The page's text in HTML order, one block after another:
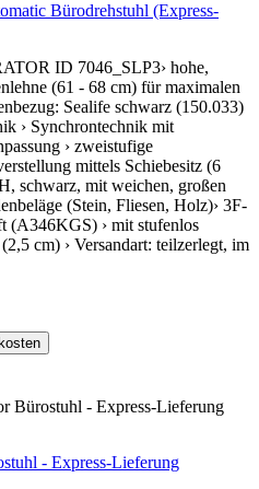
Bürodrehstuhl (Express-
ID 7046_SLP3› hohe,
(61 - 68 cm) für maximalen
Sealife schwarz (150.033)
› Synchrontechnik mit
› zweistufige
mittels Schiebesitz (6
schwarz, mit weichen, großen
(Stein, Fliesen, Holz)› 3F-
(A346KGS) › mit stufenlos
cm) › Versandart: teilzerlegt, im
- Express-Lieferung